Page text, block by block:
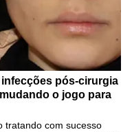
pós-cirurgia
o jogo para
tratando com sucesso